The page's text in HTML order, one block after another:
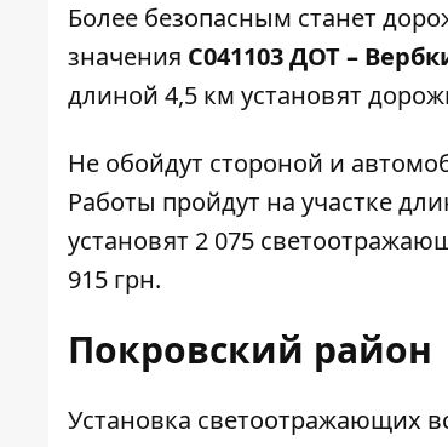
Более безопасным станет
значения С041103 ДОТ –
длиной 4,5 км установят
Не обойдут стороной и
Работы пройдут на участке
установят 2 075
915 грн.
Покровский район
Установка светоотражающих